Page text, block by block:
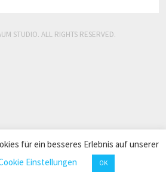
STUDIO. ALL RIGHTS RESERVED.
für ein besseres Erlebnis auf unserer
Einstellungen OK